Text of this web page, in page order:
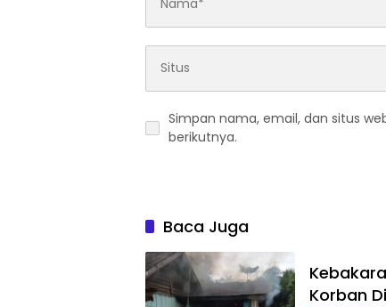
Simpan nama, email, dan situs
berikutnya.
Baca Juga
Korban